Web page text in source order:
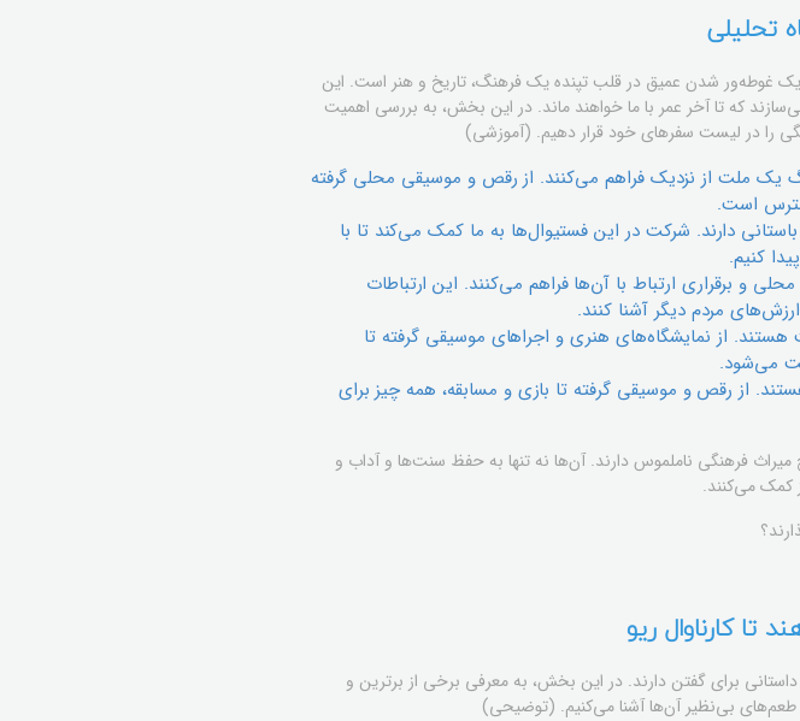
تحلیلی
یک غوطه‌ور شدن عمیق در قلب تپنده یک فرهنگ، تاریخ و هنر است. این
که تا آخر عمر با ما خواهند ماند. در این بخش، به بررسی اهمیت
را در لیست سفرهای خود قرار دهیم. (آموزشی)
یک ملت از نزدیک فراهم می‌کنند. از رقص و موسیقی محلی گرفته
است.
دارند. شرکت در این فستیوال‌ها به ما کمک می‌کند تا با
کنیم.
و برقراری ارتباط با آن‌ها فراهم می‌کنند. این ارتباطات
مردم دیگر آشنا کنند.
از نمایشگاه‌های هنری و اجراهای موسیقی گرفته تا
می‌شود.
از رقص و موسیقی گرفته تا بازی و مسابقه، همه چیز برای
فرهنگی ناملموس دارند. آن‌ها نه تنها به حفظ سنت‌ها و آداب و
کمک می‌کنند.
کارناوال ریو
برای گفتن دارند. در این بخش، به معرفی برخی از برترین و
طعم‌های بی‌نظیر آن‌ها آشنا می‌کنیم. (توضیحی)